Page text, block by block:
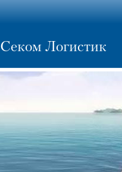
Секом Логистик